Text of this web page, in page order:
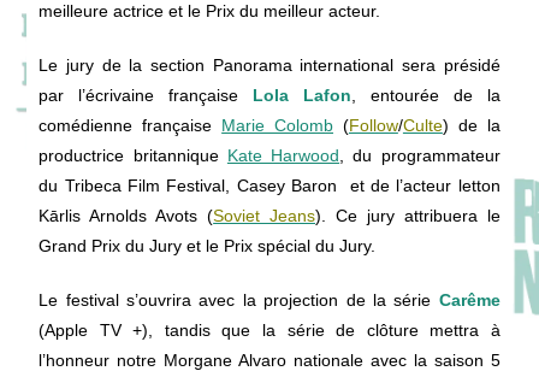
meilleure actrice et le Prix du meilleur acteur.
Le jury de la section Panorama international sera présidé
par l’écrivaine française Lola Lafon , entourée de la
comédienne française Marie Colomb (Follow/Culte) de la
productrice britannique Kate Harwood , du programmateur
du Tribeca Film Festival, Casey Baron et de l’acteur letton
Kārlis Arnolds Avots (Soviet Jeans). Ce jury attribuera le
Grand Prix du Jury et le Prix spécial du Jury.
Le festival s’ouvrira avec la projection de la série Carême
(Apple TV +), tandis que la série de clôture mettra à
l’honneur notre Morgane Alvaro nationale avec la saison 5